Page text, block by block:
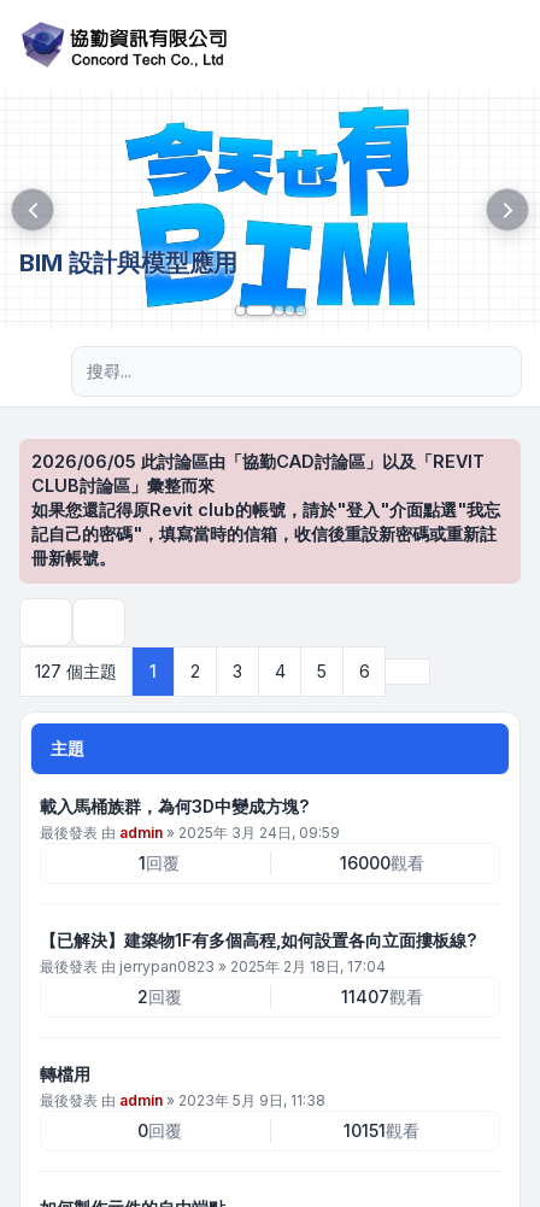
BIM 設計與模型應用
2026/06/05 此討論區由「協勤CAD討論區」以及「REVIT
CLUB討論區」彙整而來
如果您還記得原Revit club的帳號，請於"登入"介面點選"我忘
記自己的密碼"，填寫當時的信箱，收信後重設新密碼或重新註
冊新帳號。
127 個主題
1 2 3 4 5 6
主題
載入馬桶族群，為何3D中變成方塊?
最後發表 由 admin » 2025年 3月 24日, 09:59
1回覆 16000觀看
【已解決】建築物1F有多個高程,如何設置各向立面摟板線?
最後發表 由 jerrypan0823 » 2025年 2月 18日, 17:04
2回覆 11407觀看
轉檔用
最後發表 由 admin » 2023年 5月 9日, 11:38
0回覆 10151觀看